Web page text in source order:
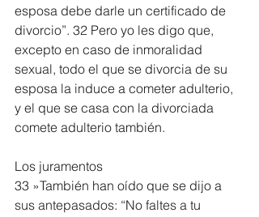
esposa debe darle un certificado de
divorcio”. 32 Pero yo les digo que,
excepto en caso de inmoralidad
sexual, todo el que se divorcia de su
esposa la induce a cometer adulterio,
y el que se casa con la divorciada
comete adulterio también.
Los juramentos
33 »También han oído que se dijo a
sus antepasados: “No faltes a tu